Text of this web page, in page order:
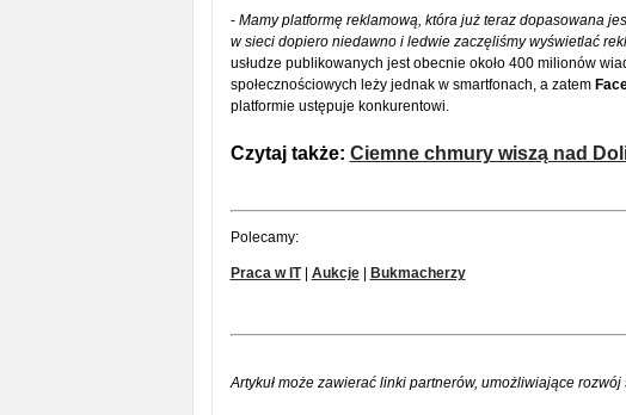
- Mamy platformę reklamową, która już teraz dopasowana
w sieci dopiero niedawno i ledwie zaczęliśmy wyświetlać
usłudze publikowanych jest obecnie około 400 milionów
społecznościowych leży jednak w smartfonach, a zatem
platformie ustępuje konkurentowi.
Czytaj także: Ciemne chmury wiszą nad
Polecamy:
Praca w IT| Aukcje| Bukmacherzy
Artykuł może zawierać linki partnerów, umożliwiające